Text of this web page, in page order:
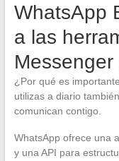
WhatsApp
a las
¿Por qué es
utilizas a diario
comunican contigo.
WhatsApp ofrece una
y una API para